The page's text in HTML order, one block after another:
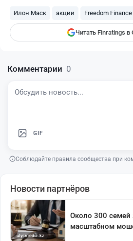
Илон Маск акции Freedom Finance
Читать Finratings в
Комментарии 0
GIF
Соблюдайте правила сообщества при